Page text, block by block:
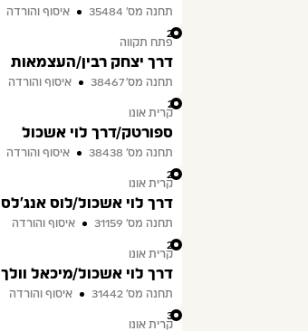
תחנה מס׳ 35484
איסוף והורדה
26
פתח תקווה
דרך יצחק רבין/העצמאות
תחנה מס׳ 38467
איסוף והורדה
27
קרית אונו
ספורטק/דרך לוי אשכול
תחנה מס׳ 38438
איסוף והורדה
28
קרית אונו
דרך לוי אשכול/לוס אנג'לס
תחנה מס׳ 31159
איסוף והורדה
29
קרית אונו
דרך לוי אשכול/מיכאל וולך
תחנה מס׳ 31442
איסוף והורדה
30
קרית אונו